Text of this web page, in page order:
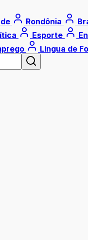
Rondônia
Esporte
Língua de